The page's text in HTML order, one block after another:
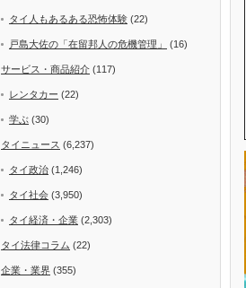
タイ人もあるある恐怖体験 (22)
戸島大佐の「在留邦人の危機管理」 (16)
サービス・商品紹介 (117)
レンタカー (22)
学ぶ (30)
タイニュース (6,237)
タイ政治 (1,246)
タイ社会 (3,950)
タイ経済・企業 (2,303)
タイ法律コラム (22)
企業・業界 (355)